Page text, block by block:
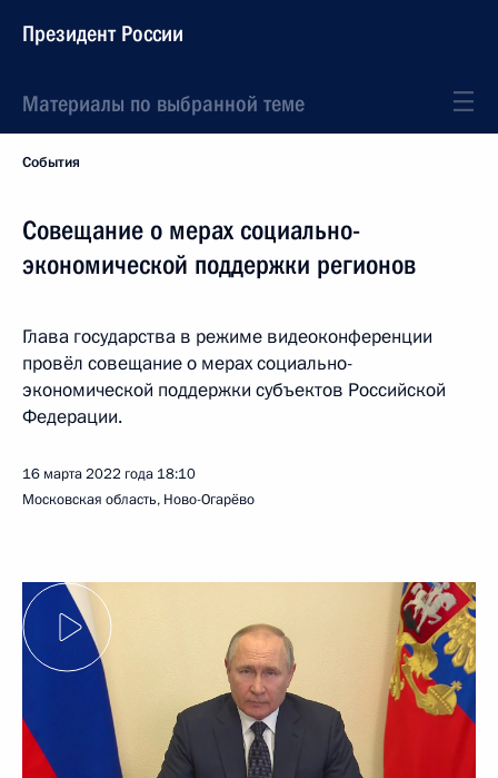
Президент России
Материалы по выбранной теме
События
Совещание о мерах социально-
экономической поддержки регионов
Глава государства в режиме видеоконференции
провёл совещание о мерах социально-
экономической поддержки субъектов Российской
Федерации.
16 марта 2022 года 18:10
Московская область, Ново-Огарёво